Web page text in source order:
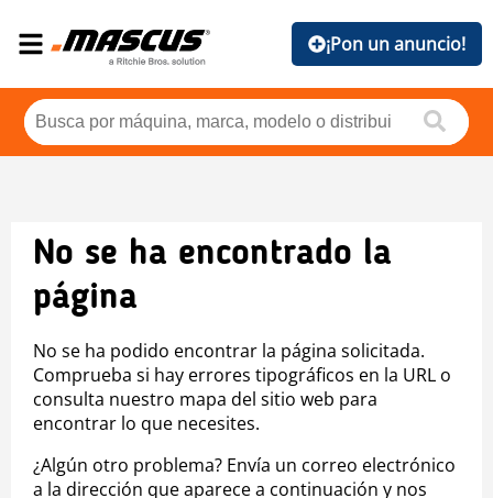
¡Pon un anuncio!
No se ha encontrado la
página
No se ha podido encontrar la página solicitada.
Comprueba si hay errores tipográficos en la URL o
consulta nuestro mapa del sitio web para
encontrar lo que necesites.
¿Algún otro problema? Envía un correo electrónico
a la dirección que aparece a continuación y nos